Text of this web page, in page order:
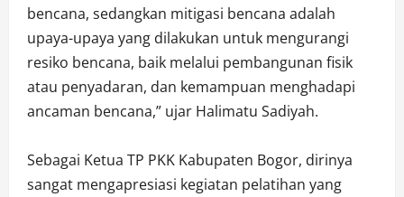
bencana, sedangkan mitigasi bencana adalah
upaya-upaya yang dilakukan untuk mengurangi
resiko bencana, baik melalui pembangunan fisik
atau penyadaran, dan kemampuan menghadapi
ancaman bencana,” ujar Halimatu Sadiyah.
Sebagai Ketua TP PKK Kabupaten Bogor, dirinya
sangat mengapresiasi kegiatan pelatihan yang